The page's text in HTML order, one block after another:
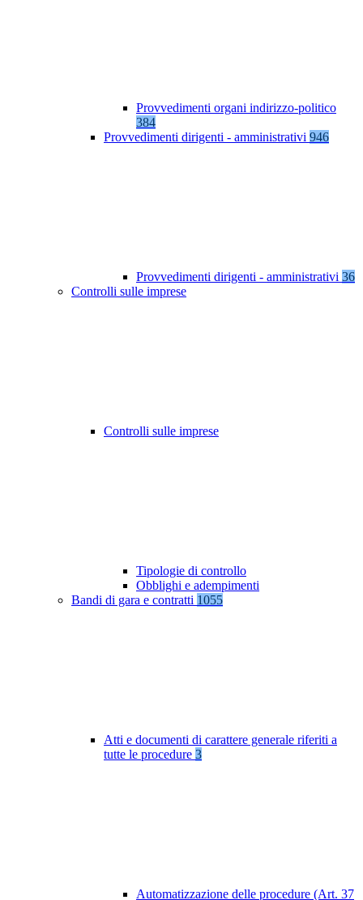
Provvedimenti organi indirizzo-politico
384
Provvedimenti dirigenti - amministrativi 946
Provvedimenti dirigenti - amministrativi 36
Controlli sulle imprese
Controlli sulle imprese
Tipologie di controllo
Obblighi e adempimenti
Bandi di gara e contratti 1055
Atti e documenti di carattere generale riferiti a
tutte le procedure 3
Automatizzazione delle procedure (Art. 37